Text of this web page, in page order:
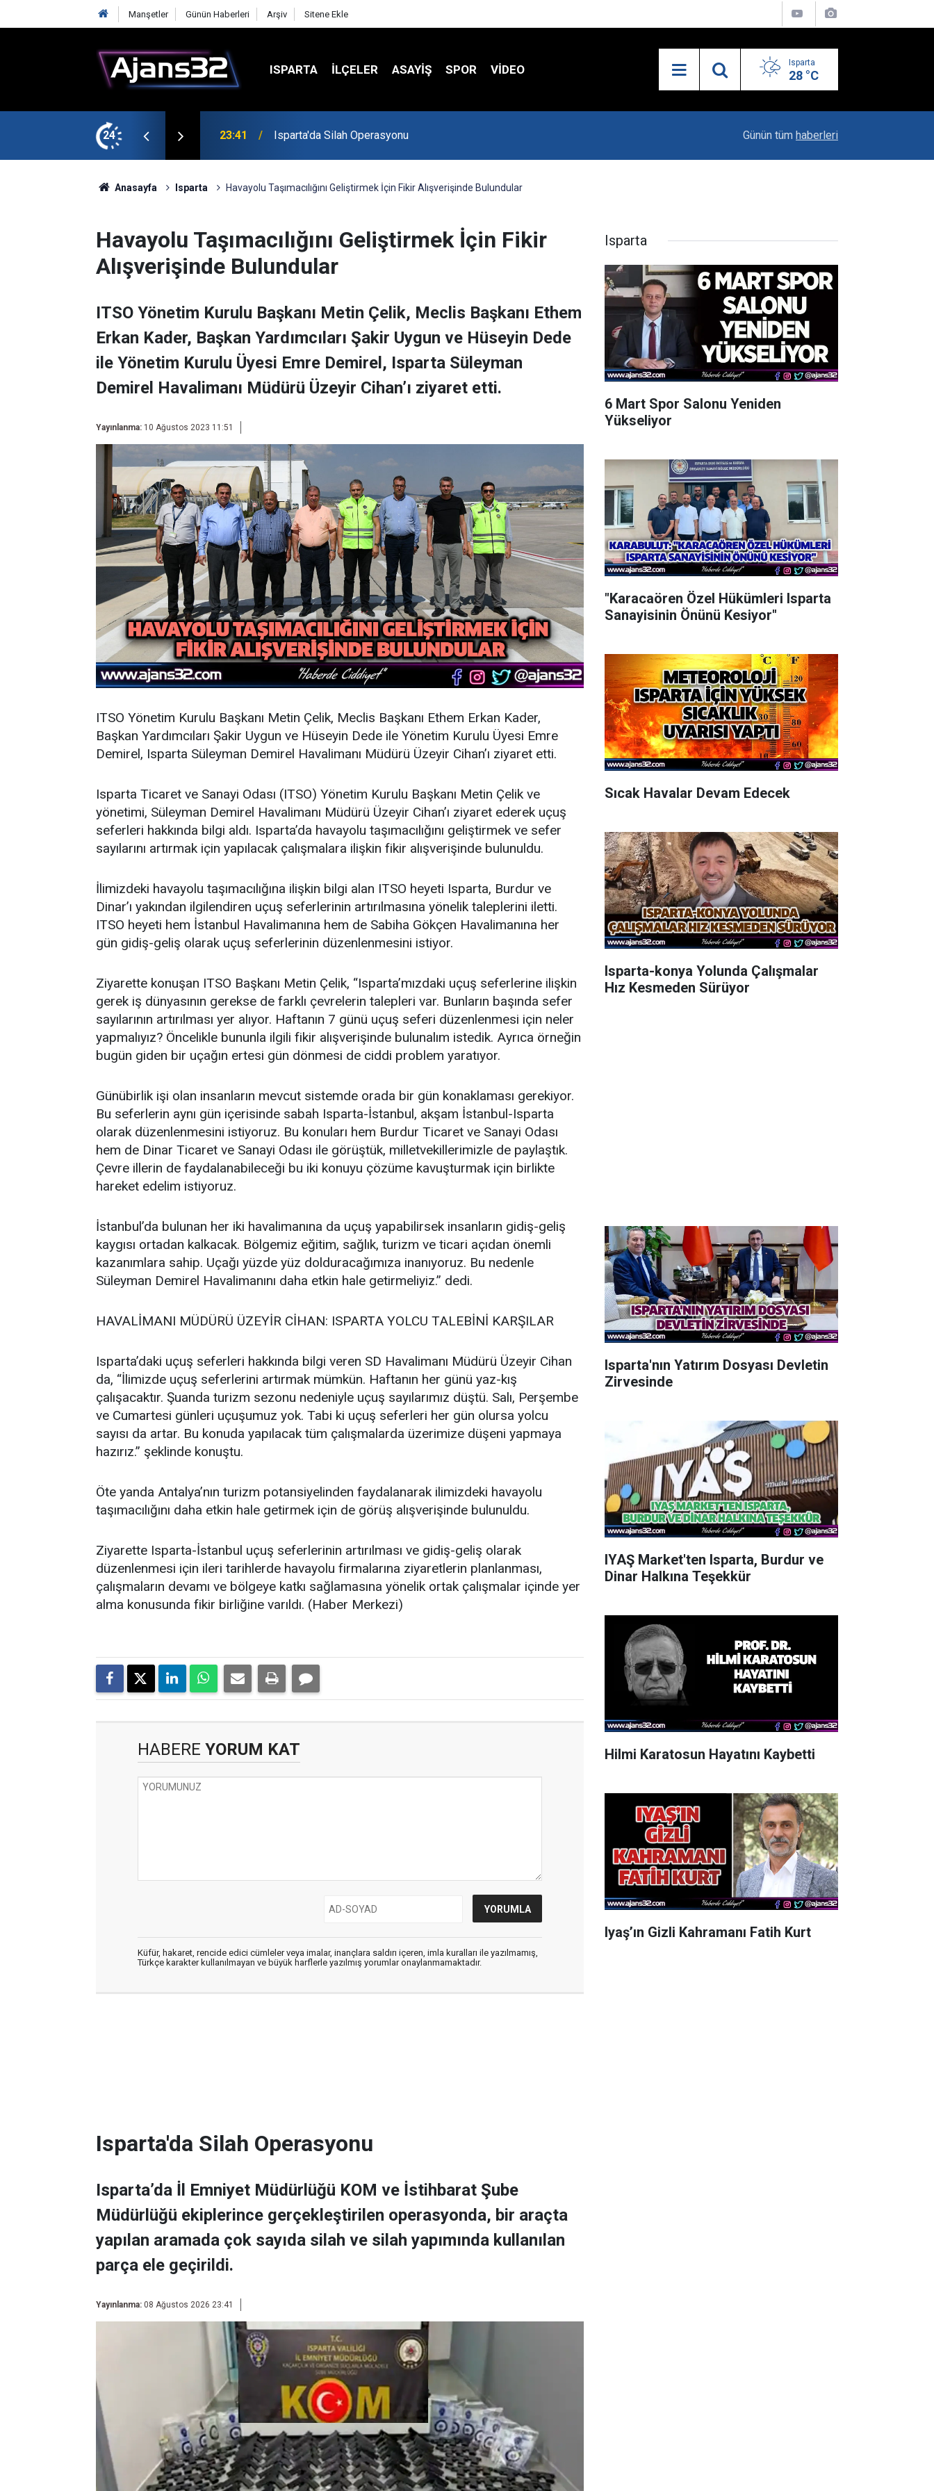
Manşetler Günün Haberleri Arşiv Sitene Ekle
ISPARTA İLÇELER ASAYİŞ SPOR VIDEO Isparta
28 °C
24 23:21 6 Mart Spor Salonu Yeniden Yükseliyor "Karacaören Özel Hükümleri Isparta
Günün tüm haberleri
Anasayfa Isparta Havayolu Taşımacılığını Geliştirmek İçin Fikir Alışverişinde Bulundular
Havayolu Taşımacılığını Geliştirmek İçin Fikir
Alışverişinde Bulundular
ITSO Yönetim Kurulu Başkanı Metin Çelik, Meclis Başkanı Ethem
Erkan Kader, Başkan Yardımcıları Şakir Uygun ve Hüseyin Dede
ile Yönetim Kurulu Üyesi Emre Demirel, Isparta Süleyman
Demirel Havalimanı Müdürü Üzeyir Cihan’ı ziyaret etti.
Yayınlanma: 10 Ağustos 2023 11:51
ITSO Yönetim Kurulu Başkanı Metin Çelik, Meclis Başkanı Ethem Erkan Kader,
Başkan Yardımcıları Şakir Uygun ve Hüseyin Dede ile Yönetim Kurulu Üyesi Emre
Demirel, Isparta Süleyman Demirel Havalimanı Müdürü Üzeyir Cihan’ı ziyaret etti.
Isparta Ticaret ve Sanayi Odası (ITSO) Yönetim Kurulu Başkanı Metin Çelik ve
yönetimi, Süleyman Demirel Havalimanı Müdürü Üzeyir Cihan’ı ziyaret ederek uçuş
seferleri hakkında bilgi aldı. Isparta’da havayolu taşımacılığını geliştirmek ve sefer
sayılarını artırmak için yapılacak çalışmalara ilişkin fikir alışverişinde bulunuldu.
İlimizdeki havayolu taşımacılığına ilişkin bilgi alan ITSO heyeti Isparta, Burdur ve
Dinar’ı yakından ilgilendiren uçuş seferlerinin artırılmasına yönelik taleplerini iletti.
ITSO heyeti hem İstanbul Havalimanına hem de Sabiha Gökçen Havalimanına her
gün gidiş-geliş olarak uçuş seferlerinin düzenlenmesini istiyor.
Ziyarette konuşan ITSO Başkanı Metin Çelik, “Isparta’mızdaki uçuş seferlerine ilişkin
gerek iş dünyasının gerekse de farklı çevrelerin talepleri var. Bunların başında sefer
sayılarının artırılması yer alıyor. Haftanın 7 günü uçuş seferi düzenlenmesi için neler
yapmalıyız? Öncelikle bununla ilgili fikir alışverişinde bulunalım istedik. Ayrıca örneğin
bugün giden bir uçağın ertesi gün dönmesi de ciddi problem yaratıyor.
Günübirlik işi olan insanların mevcut sistemde orada bir gün konaklaması gerekiyor.
Bu seferlerin aynı gün içerisinde sabah Isparta-İstanbul, akşam İstanbul-Isparta
olarak düzenlenmesini istiyoruz. Bu konuları hem Burdur Ticaret ve Sanayi Odası
hem de Dinar Ticaret ve Sanayi Odası ile görüştük, milletvekillerimizle de paylaştık.
Çevre illerin de faydalanabileceği bu iki konuyu çözüme kavuşturmak için birlikte
hareket edelim istiyoruz.
İstanbul’da bulunan her iki havalimanına da uçuş yapabilirsek insanların gidiş-geliş
kaygısı ortadan kalkacak. Bölgemiz eğitim, sağlık, turizm ve ticari açıdan önemli
kazanımlara sahip. Uçağı yüzde yüz dolduracağımıza inanıyoruz. Bu nedenle
Süleyman Demirel Havalimanını daha etkin hale getirmeliyiz.” dedi.
HAVALİMANI MÜDÜRÜ ÜZEYİR CİHAN: ISPARTA YOLCU TALEBİNİ KARŞILAR
Isparta’daki uçuş seferleri hakkında bilgi veren SD Havalimanı Müdürü Üzeyir Cihan
da, “İlimizde uçuş seferlerini artırmak mümkün. Haftanın her günü yaz-kış
çalışacaktır. Şuanda turizm sezonu nedeniyle uçuş sayılarımız düştü. Salı, Perşembe
ve Cumartesi günleri uçuşumuz yok. Tabi ki uçuş seferleri her gün olursa yolcu
sayısı da artar. Bu konuda yapılacak tüm çalışmalarda üzerimize düşeni yapmaya
hazırız.” şeklinde konuştu.
Öte yanda Antalya’nın turizm potansiyelinden faydalanarak ilimizdeki havayolu
taşımacılığını daha etkin hale getirmek için de görüş alışverişinde bulunuldu.
Ziyarette Isparta-İstanbul uçuş seferlerinin artırılması ve gidiş-geliş olarak
düzenlenmesi için ileri tarihlerde havayolu firmalarına ziyaretlerin planlanması,
çalışmaların devamı ve bölgeye katkı sağlamasına yönelik ortak çalışmalar içinde yer
alma konusunda fikir birliğine varıldı. (Haber Merkezi)
HABERE YORUM KAT
Küfür, hakaret, rencide edici cümleler veya imalar, inançlara saldırı içeren, imla kuralları ile yazılmamış,
Türkçe karakter kullanılmayan ve büyük harflerle yazılmış yorumlar onaylanmamaktadır.
Isparta'da Silah Operasyonu
Isparta’da İl Emniyet Müdürlüğü KOM ve İstihbarat Şube
Müdürlüğü ekiplerince gerçekleştirilen operasyonda, bir araçta
yapılan aramada çok sayıda silah ve silah yapımında kullanılan
parça ele geçirildi.
Yayınlanma: 08 Ağustos 2026 23:41
Isparta
6 Mart Spor Salonu Yeniden
Yükseliyor
"Karacaören Özel Hükümleri Isparta
Sanayisinin Önünü Kesiyor"
Sıcak Havalar Devam Edecek
Isparta-konya Yolunda Çalışmalar
Hız Kesmeden Sürüyor
Isparta'nın Yatırım Dosyası Devletin
Zirvesinde
IYAŞ Market'ten Isparta, Burdur ve
Dinar Halkına Teşekkür
Hilmi Karatosun Hayatını Kaybetti
Iyaş’ın Gizli Kahramanı Fatih Kurt